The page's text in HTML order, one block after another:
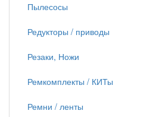
Пылесосы
Редукторы / приводы
Резаки, Ножи
Ремкомплекты / КИТы
Ремни / ленты